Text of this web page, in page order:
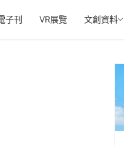
子刊 VR展覽 文創資料